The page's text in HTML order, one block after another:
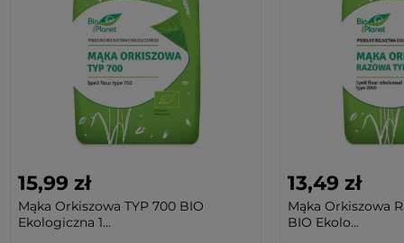
15,99 zł
Mąka Orkiszowa TYP 700 BIO
Ekologiczna 1...
13,49 zł
Mąka Orkiszowa
BIO Ekolo...